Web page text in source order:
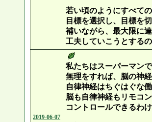
若い頃のようにすべて
目標を選択し、目標を
補いながら、最大限に
工夫していこうとする
2019-06-07
私たちはスーパーマン
無理をすれば、脳の神
自律神経はちぐはぐな
脳も自律神経もリモコ
コントロールできるわ